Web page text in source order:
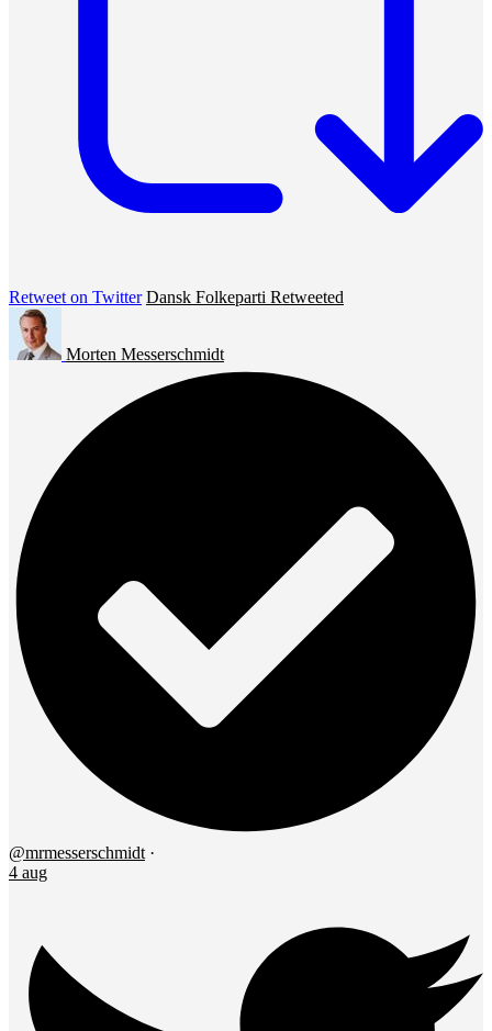
Retweet on Twitter Dansk Folkeparti Retweeted
Morten Messerschmidt
@mrmesserschmidt ·
4 aug